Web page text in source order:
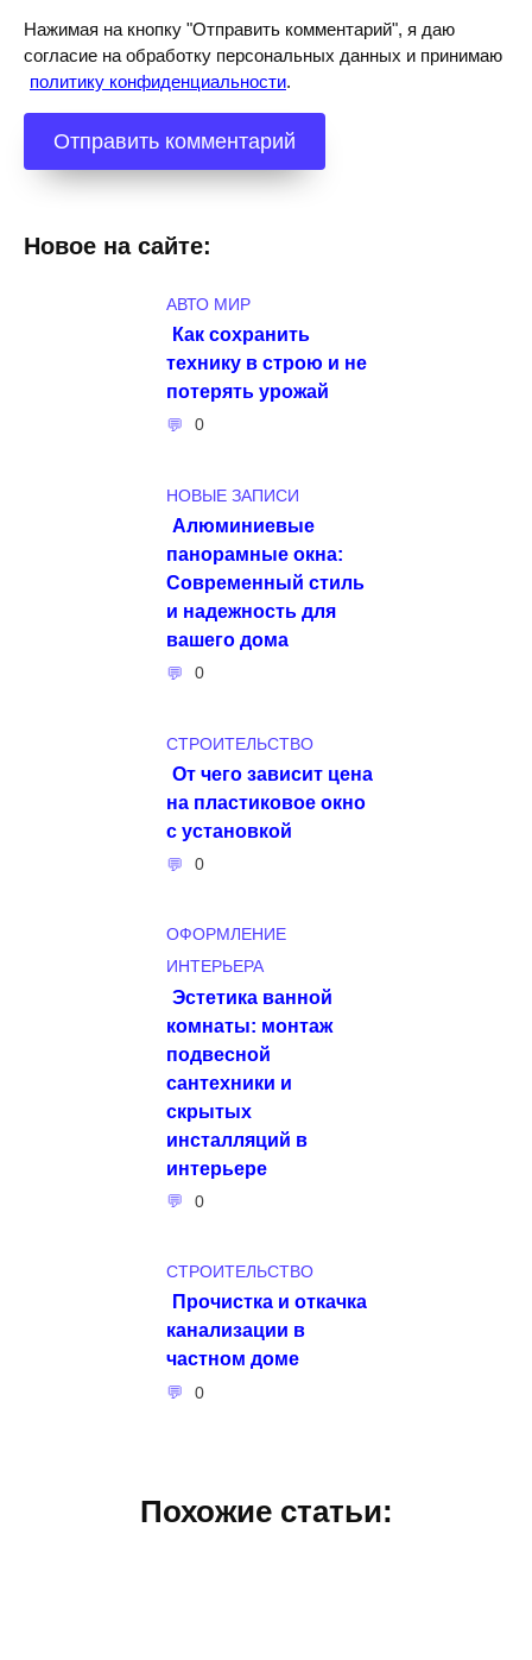
Нажимая на кнопку "Отправить комментарий", я даю
согласие на обработку персональных данных и принимаю
политику конфиденциальности.
Новое на сайте:
АВТО МИР
Как сохранить
технику в строю и не
потерять урожай
0
НОВЫЕ ЗАПИСИ
Алюминиевые
панорамные окна:
Современный стиль
и надежность для
вашего дома
0
СТРОИТЕЛЬСТВО
От чего зависит цена
на пластиковое окно
с установкой
0
ОФОРМЛЕНИЕ
ИНТЕРЬЕРА
Эстетика ванной
комнаты: монтаж
подвесной
сантехники и
скрытых
инсталляций в
интерьере
0
СТРОИТЕЛЬСТВО
Прочистка и откачка
канализации в
частном доме
0
Похожие статьи: